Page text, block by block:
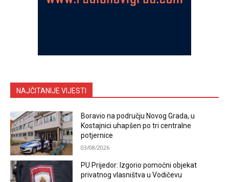
NAJČITANIJE VIJESTI
Boravio na području Novog Grada, u
Kostajnici uhapšen po tri centralne
potjernice
03/08/2026
PU Prijedor: Izgorio pomoćni objekat
privatnog vlasništva u Vodičevu